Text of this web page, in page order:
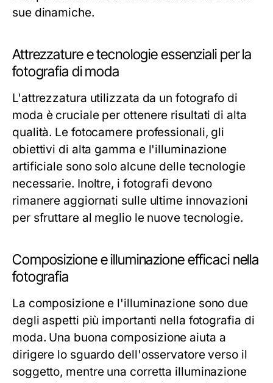
sue dinamiche.
Attrezzature e tecnologie essenziali per la
fotografia di moda
L'attrezzatura utilizzata da un fotografo di
moda è cruciale per ottenere risultati di alta
qualità. Le fotocamere professionali, gli
obiettivi di alta gamma e l'illuminazione
artificiale sono solo alcune delle tecnologie
necessarie. Inoltre, i fotografi devono
rimanere aggiornati sulle ultime innovazioni
per sfruttare al meglio le nuove tecnologie.
Composizione e illuminazione efficaci nella
fotografia
La composizione e l'illuminazione sono due
degli aspetti più importanti nella fotografia di
moda. Una buona composizione aiuta a
dirigere lo sguardo dell'osservatore verso il
soggetto, mentre una corretta illuminazione